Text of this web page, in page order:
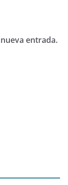
entrada.